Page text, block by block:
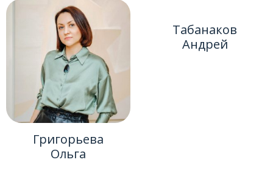
Григорьева
Ольга
Табанаков
Андрей